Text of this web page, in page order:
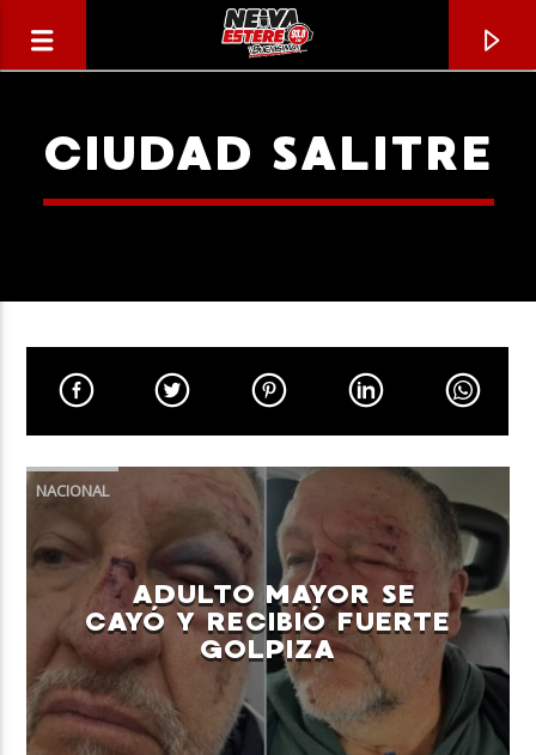
TÍTULO
Neiva Estereo
CIUDAD SALITRE
NACIONAL
ADULTO MAYOR SE
CAYÓ Y RECIBIÓ FUERTE
GOLPIZA